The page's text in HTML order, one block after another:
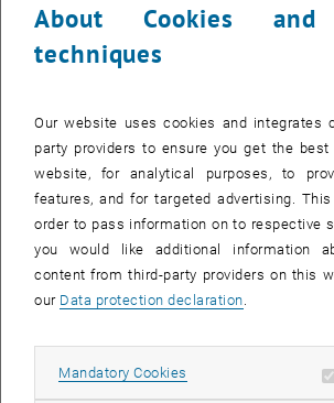
Die Optimierung von Fahrzeugen und deren
heute großteils durch die geeignete Bedatung
Besonders die stetig wachsenden
Gesetzgebung hinsichtlich Abgasnormen
komplexere Algorithmen zur Regelung und
Umfang von Verstellparametern und
treiben.
Zukünftige Entwicklungen halten dabei noch
Herausforderungen bereit: Ein typisches
Lenkung oder Bremse durch aktive
Damit die Steuergeräte-Applikation mit diesen
Schritt halten kann, werden zunehmend
About Cookies
techniques
Our website uses cookies and integrates
party providers to ensure you get the best
website, for analytical purposes, to
features, and for targeted advertising.
order to pass information on to respective
you would like additional information
content from third-party providers on this
our Data protection declaration
Mandatory Cookies Allow mandatory